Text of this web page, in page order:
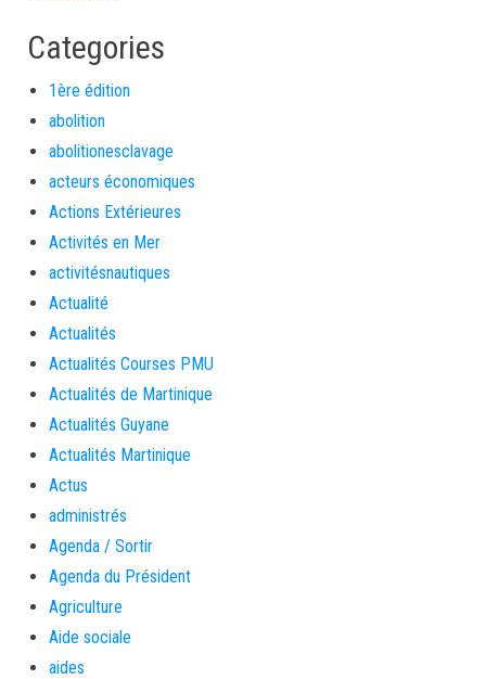
Categories
1ère édition
abolition
abolitionesclavage
acteurs économiques
Actions Extérieures
Activités en Mer
activitésnautiques
Actualité
Actualités
Actualités Courses PMU
Actualités de Martinique
Actualités Guyane
Actualités Martinique
Actus
administrés
Agenda / Sortir
Agenda du Président
Agriculture
Aide sociale
aides